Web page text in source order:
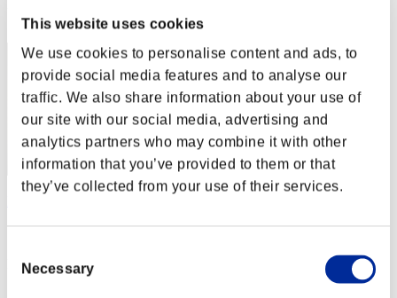
This website uses cookies
We use cookies to personalise content and ads, to
provide social media features and to analyse our
traffic. We also share information about your use of
our site with our social media, advertising and
analytics partners who may combine it with other
information that you’ve provided to them or that
they’ve collected from your use of their services.
Selection
Necessary
2
RANK